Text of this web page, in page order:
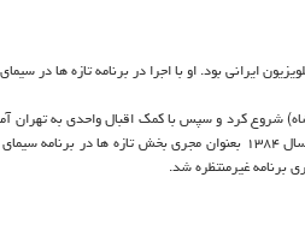
شروع کرد و سپس با کمک اقبال واحدی به تهران